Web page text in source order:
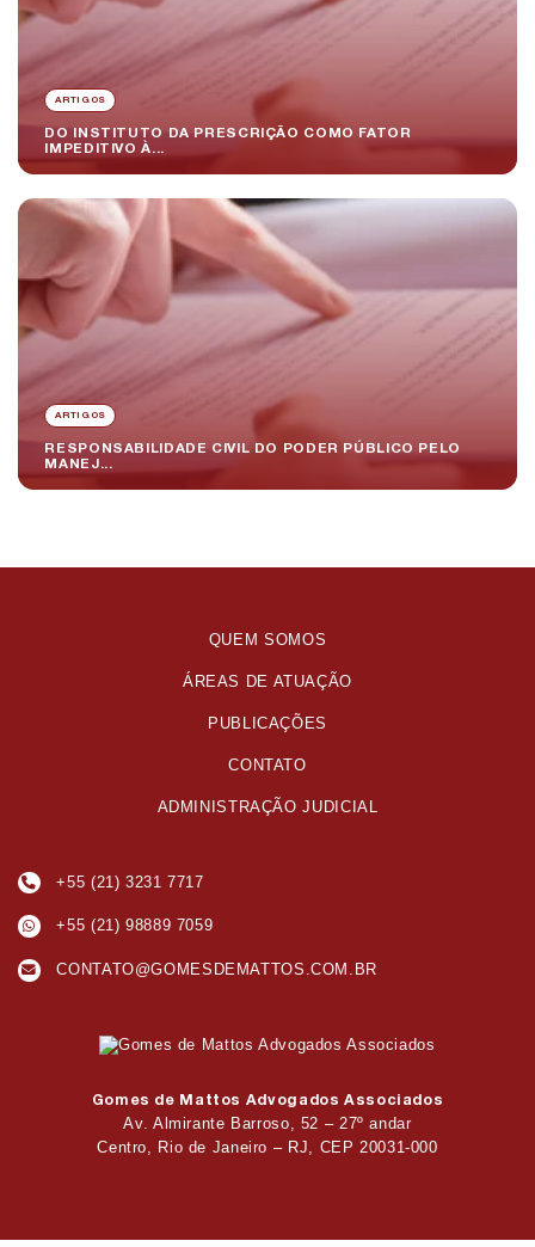
ARTIGOS
DO INSTITUTO DA PRESCRIÇÃO COMO FATOR
IMPEDITIVO À...
ARTIGOS
RESPONSABILIDADE CIVIL DO PODER PÚBLICO PELO
MANEJ...
QUEM SOMOS
ÁREAS DE ATUAÇÃO
PUBLICAÇÕES
CONTATO
ADMINISTRAÇÃO JUDICIAL
+55 (21) 3231 7717
+55 (21) 98889 7059
CONTATO@GOMESDEMATTOS.COM.BR
Gomes de Mattos Advogados Associados
Av. Almirante Barroso, 52 – 27º andar
Centro, Rio de Janeiro – RJ, CEP 20031-000